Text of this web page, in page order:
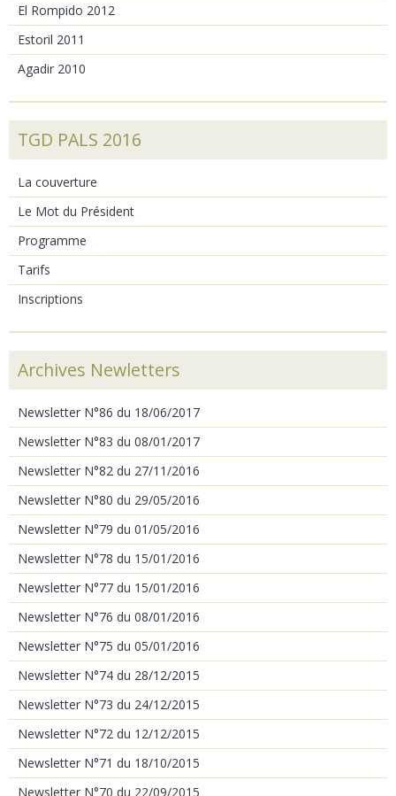
El Rompido 2012
Estoril 2011
Agadir 2010
TGD PALS 2016
La couverture
Le Mot du Président
Programme
Tarifs
Inscriptions
Archives Newletters
Newsletter N°86 du 18/06/2017
Newsletter N°83 du 08/01/2017
Newsletter N°82 du 27/11/2016
Newsletter N°80 du 29/05/2016
Newsletter N°79 du 01/05/2016
Newsletter N°78 du 15/01/2016
Newsletter N°77 du 15/01/2016
Newsletter N°76 du 08/01/2016
Newsletter N°75 du 05/01/2016
Newsletter N°74 du 28/12/2015
Newsletter N°73 du 24/12/2015
Newsletter N°72 du 12/12/2015
Newsletter N°71 du 18/10/2015
Newsletter N°70 du 22/09/2015